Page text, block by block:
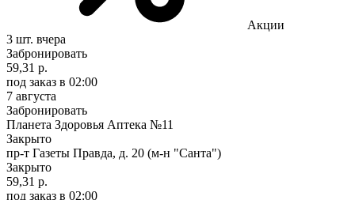
Акции
3 шт. вчера
Забронировать
59,31 р.
под заказ в 02:00
7 августа
Забронировать
Планета Здоровья Аптека №11
Закрыто
пр-т Газеты Правда, д. 20 (м-н "Санта")
Закрыто
59,31 р.
под заказ в 02:00